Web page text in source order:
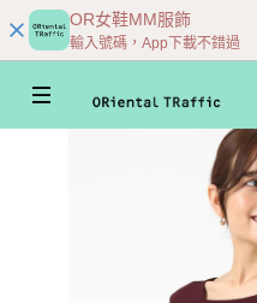
OR女鞋MM服飾
輸入號碼，App下載不錯過